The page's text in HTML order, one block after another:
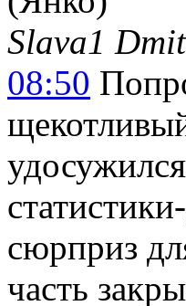
Slava1
08:50
сюрприз
часть